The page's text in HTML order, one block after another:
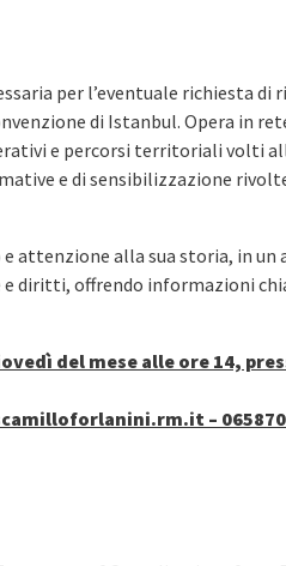
per l’eventuale richiesta
di Istanbul. Opera in
e percorsi territoriali volti
e di sensibilizzazione
attenzione alla sua storia, in un
diritti, offrendo informazioni
del mese alle ore 14,
–